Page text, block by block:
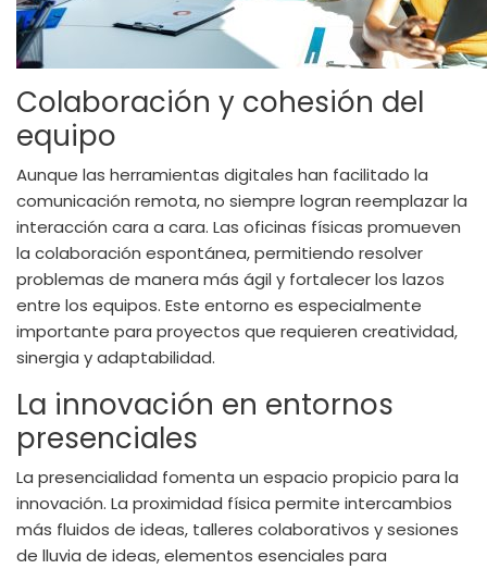
Colaboración y cohesión del
equipo
Aunque las herramientas digitales han facilitado la
comunicación remota, no siempre logran reemplazar la
interacción cara a cara. Las oficinas físicas promueven
la colaboración espontánea, permitiendo resolver
problemas de manera más ágil y fortalecer los lazos
entre los equipos. Este entorno es especialmente
importante para proyectos que requieren creatividad,
sinergia y adaptabilidad.
La innovación en entornos
presenciales
La presencialidad fomenta un espacio propicio para la
innovación. La proximidad física permite intercambios
más fluidos de ideas, talleres colaborativos y sesiones
de lluvia de ideas, elementos esenciales para